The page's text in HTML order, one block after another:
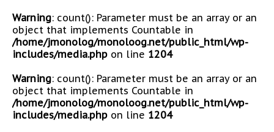
Warning: count(): Parameter must be an array or an
object that implements Countable in
/home/jmonolog/monoloog.net/public_html/wp-
includes/media.php on line 1204
Warning: count(): Parameter must be an array or an
object that implements Countable in
/home/jmonolog/monoloog.net/public_html/wp-
includes/media.php on line 1204